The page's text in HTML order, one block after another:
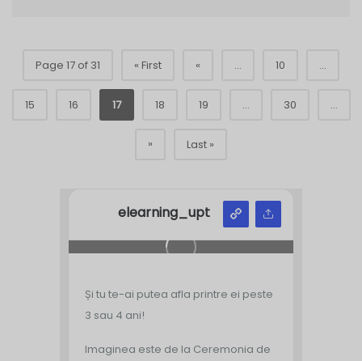
Page 17 of 31 « First « ... 10 ...
15 16 17 18 19 ... 30 ...
» Last »
elearning_upt
Și tu te-ai putea afla printre ei peste
3 sau 4 ani!
Imaginea este de la Ceremonia de